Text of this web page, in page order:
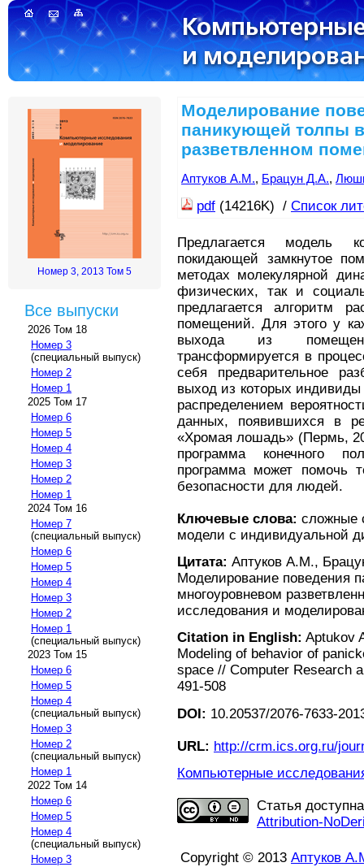
Номер 3, 2013 Том 5
Все выпуски
2026 Том 18
Номер 3
(специальный выпуск)
Номер 2
Номер 1
2025 Том 17
Номер 6
Номер 5
Номер 4
Номер 3
Номер 2
Номер 1
2024 Том 16
Номер 7
(специальный выпуск)
Номер 6
Номер 5
Номер 4
Номер 3
Номер 2
Номер 1
(специальный выпуск)
2023 Том 15
Номер 6
Номер 5
Номер 4
(специальный выпуск)
Номер 3
Номер 2
(специальный выпуск)
Номер 1
2022 Том 14
Номер 6
Номер 5
Номер 4
(специальный выпуск)
Номер 3
Моделирование
паникующей толпы
разветвленном
Аптуков А.М., Брацун Д.А.,
pdf (14216K) / Список
Предлагается модель
покидающей замкнутое
методах молекулярной
физических, так и
предлагается алгоритм
помещений. Для этого у
выхода из
трансформируется в
себя предварительное
выход из которых
распределением
данных, появившихся в
«Хромая лошадь» (Пермь,
программа конечного
программа может помочь
безопасности для людей.
Ключевые слова: сложные
модели с индивидуальной
Цитата: Аптуков А.М.,
Моделирование поведения
многоуровневом
исследования и
Citation in English: Aptukov
Modeling of behavior of
space // Computer Research
491-508
DOI: 10.20537/2076-7633-
URL: http://crm.ics.org.ru/
Компьютерные
Статья
Attribution-
Copyright © 2013 Аптуков